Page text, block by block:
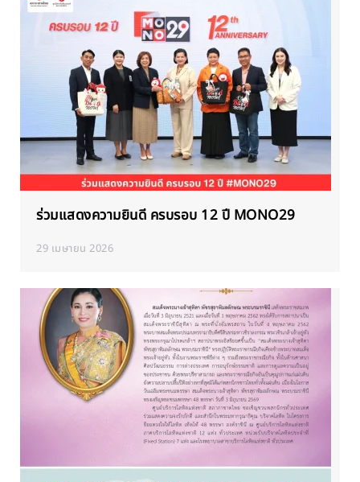
ร่วมแสดงความยินดี ครบรอบ 12 ปี MONO29
29 เมษายน 2026